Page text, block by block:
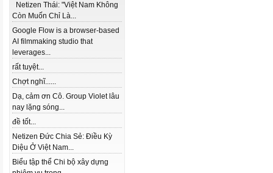
Netizen Thái: "Việt Nam Không
Còn Muốn Chỉ Là...
Google Flow is a browser-based
AI filmmaking studio that
leverages...
rất tuyệt...
Chợt nghĩ......
Dạ, cảm ơn Cô. Group Violet lâu
nay lặng sóng...
đề tốt...
Netizen Đức Chia Sẻ: Điều Kỳ
Diệu Ở Việt Nam...
Biểu tập thể Chi bộ xây dựng